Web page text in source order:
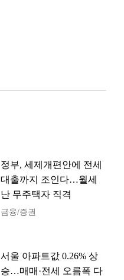
정부, 세제개편안에 전세
대출까지 조인다…월세
난 무주택자 직격
금융/증권
서울 아파트값 0.26% 상
승…매매·전세 오름폭 다